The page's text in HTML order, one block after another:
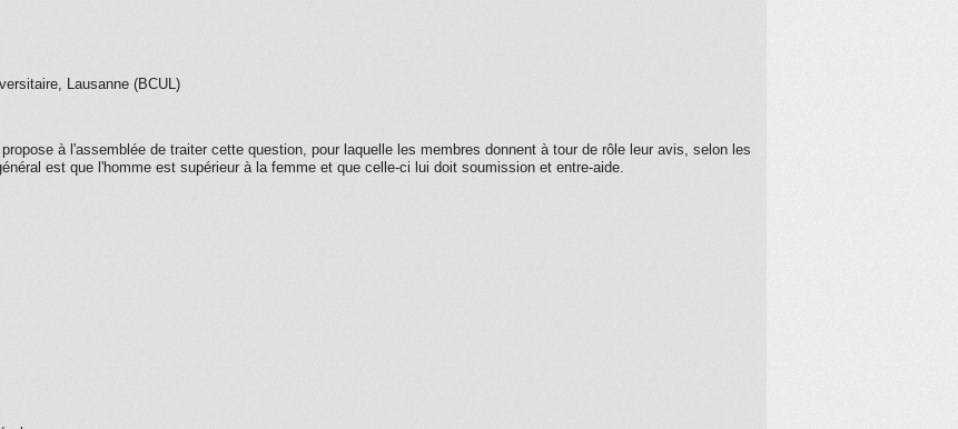
Lausanne (BCUL)
à l'assemblée de traiter cette question, pour laquelle les membres donnent à tour de rôle leur avis, selon les
est que l'homme est supérieur à la femme et que celle-ci lui doit soumission et entre-aide.